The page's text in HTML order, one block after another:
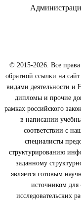
© 2015-2026. Все
обратной ссылки на
видами деятельности и
дипломы и прочие
рамках российского
в написании
соответствии с
специалисты
структурированию
заданному
является готовым
источником
исследовательских